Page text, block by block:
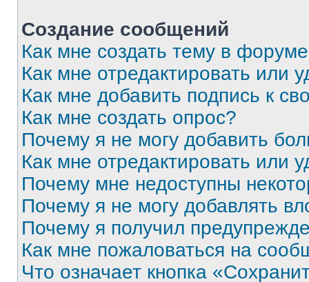
Создание сообщений
Как мне создать тему в
Как мне отредактировать или
Как мне добавить подпись к
Как мне создать опрос?
Почему я не могу добавить
Как мне отредактировать или
Почему мне недоступны
Почему я не могу добавлять
Почему я получил
Как мне пожаловаться на
Что означает кнопка